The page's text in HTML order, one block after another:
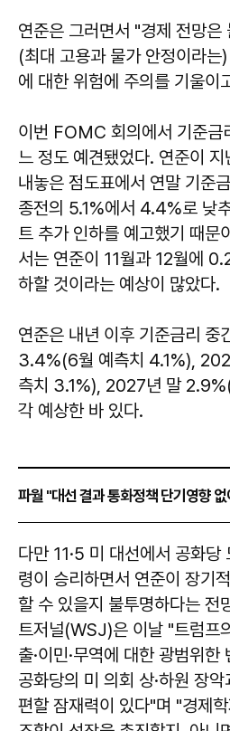
연준은 그러면서 "경제 전망
(최대 고용과 물가 안정이라는
에 대한 위험에 주의를 기울이
이번 FOMC 회의에서 기준
느 정도 예견됐었다. 연준이
내놓은 점도표에서 연말 기준
종전의 5.1%에서 4.4%로 낮
트 추가 인하를 예고했기 때문
서는 연준이 11월과 12월에
하할 것이라는 예상이 많았다.
연준은 내년 이후 기준금리
3.4%(6월 예측치 4.1%),
측치 3.1%), 2027년 말
각 예상한 바 있다.
파월 "대선 결과 통화정책 단기영향
다만 11·5 미 대선에서 공화당
령이 승리하면서 연준이 장기
할 수 있을지 불투명하다는 전
트저널(WSJ)은 이날 "트럼프
출·이민·무역에 대한 광범위
공화당의 미 의회 상·하원 장
편할 잠재력이 있다"며 "경제